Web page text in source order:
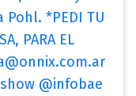
Pohl. *PEDI TU
PARA EL
@infobae